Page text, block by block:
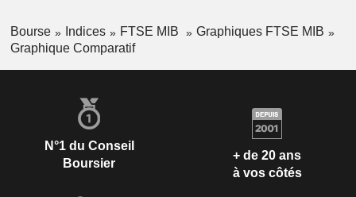
Bourse Indices FTSE MIB
Graphiques FTSE MIB
Graphique Comparatif
N°1 du Conseil
Boursier
+ de 20 ans
à vos côtés